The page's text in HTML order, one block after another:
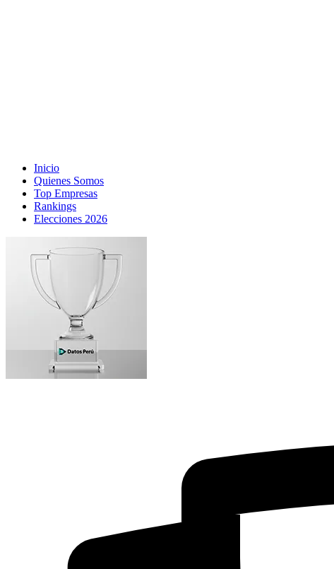
Inicio
Quienes Somos
Top Empresas
Rankings
Elecciones 2026